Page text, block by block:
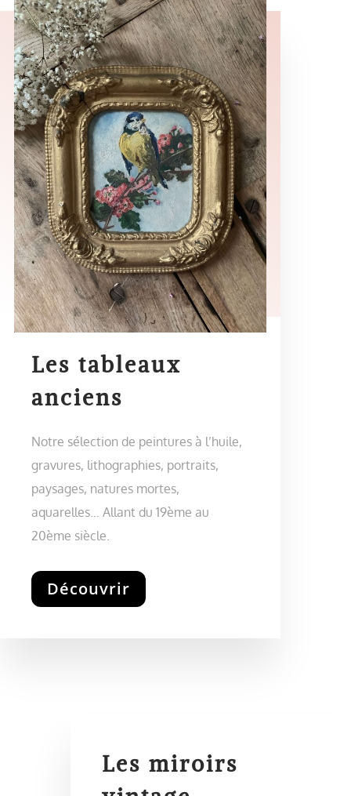
Les tableaux
anciens
Notre sélection de peintures à l’huile,
gravures, lithographies, portraits,
paysages, natures mortes,
aquarelles… Allant du 19ème au
20ème siècle.
Découvrir
Les miroirs